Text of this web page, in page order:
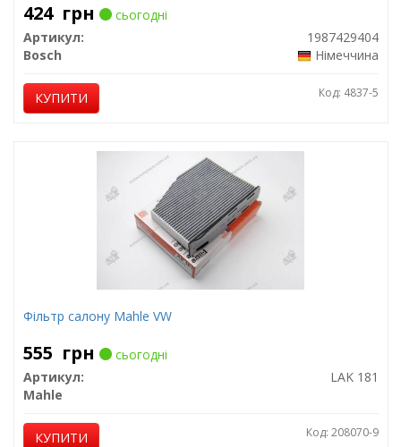
424 грн
сьогодні
Артикул:
1987429404
Bosch
Німеччина
КУПИТИ Код: 4837-5
Фільтр салону Mahle VW
555 грн
сьогодні
Артикул:
LAK 181
Mahle
КУПИТИ Код: 208070-9